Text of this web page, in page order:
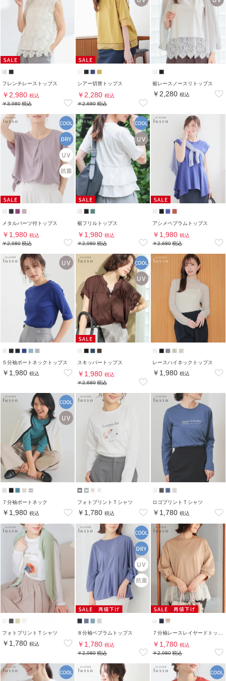
フレンチレーストップス
￥2,980 税込
￥3,980税込
シアー切替トップス
￥2,280 税込
￥2,680税込
裾レースノースリトップス
￥2,280 税込
メタルパーツ付トップス
￥1,980 税込
￥2,980税込
裾フリルトップス
￥1,980 税込
￥2,980税込
アシメペプラムトップス
￥1,980 税込
￥2,680税込
５分袖ボートネックトップス
￥1,980 税込
スキッパートップス
￥1,980 税込
￥2,680税込
レースハイネックトップス
￥1,980 税込
７分袖ボートネック
￥1,980 税込
フォトプリントＴシャツ
￥1,780 税込
ロゴプリントＴシャツ
￥1,780 税込
フォトプリントＴシャツ
￥1,780 税込
８分袖ペプラムトップス
￥1,780 税込
￥2,980税込
￥1,780 税込
￥2,980税込